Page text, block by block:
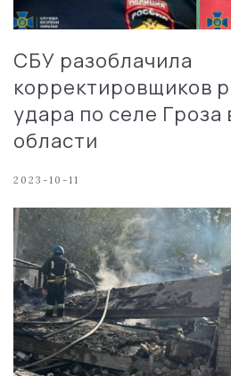
СБУ разоблачила
корректировщиков
удара по селе Гроза
области
2023-10-11